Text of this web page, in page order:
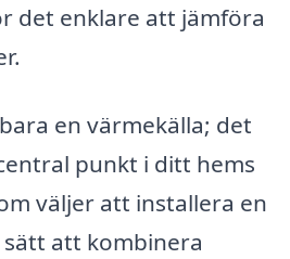
det enklare att jämföra
en värmekälla; det
punkt i ditt hems
väljer att installera en
att kombinera